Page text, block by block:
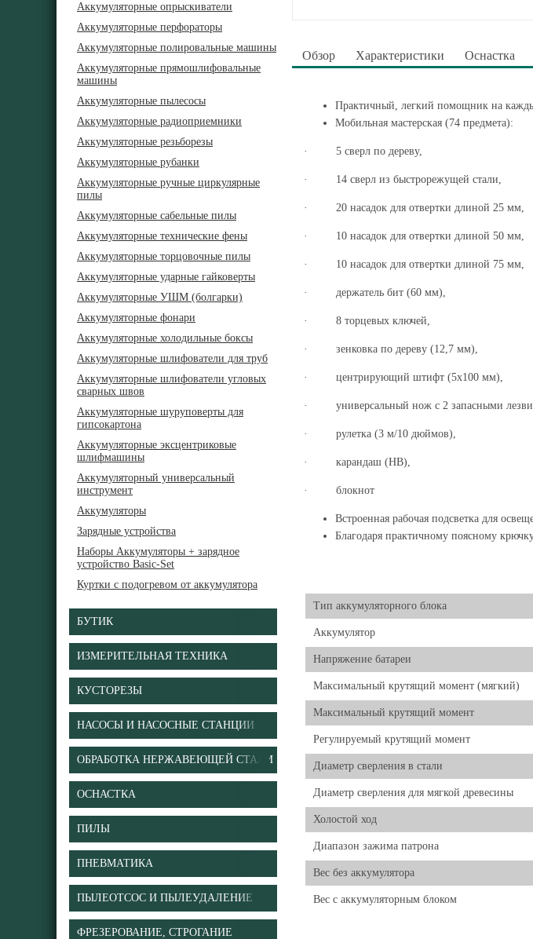
Аккумуляторные опрыскиватели
Аккумуляторные перфораторы
Аккумуляторные полировальные машины
Аккумуляторные прямошлифовальные
машины
Аккумуляторные пылесосы
Аккумуляторные радиоприемники
Аккумуляторные резьборезы
Аккумуляторные рубанки
Аккумуляторные ручные циркулярные
пилы
Аккумуляторные сабельные пилы
Аккумуляторные технические фены
Аккумуляторные торцовочные пилы
Аккумуляторные ударные гайковерты
Аккумуляторные УШМ (болгарки)
Аккумуляторные фонари
Аккумуляторные холодильные боксы
Аккумуляторные шлифователи для труб
Аккумуляторные шлифователи угловых
сварных швов
Аккумуляторные шуруповерты для
гипсокартона
Аккумуляторные эксцентриковые
шлифмашины
Аккумуляторный универсальный
инструмент
Аккумуляторы
Зарядные устройства
Наборы Аккумуляторы + зарядное
устройство Basic-Set
Куртки с подогревом от аккумулятора
БУТИК
ИЗМЕРИТЕЛЬНАЯ ТЕХНИКА
КУСТОРЕЗЫ
НАСОСЫ И НАСОСНЫЕ СТАНЦИИ
ОБРАБОТКА НЕРЖАВЕЮЩЕЙ СТАЛИ
ОСНАСТКА
ПИЛЫ
ПНЕВМАТИКА
ПЫЛЕОТСОС И ПЫЛЕУДАЛЕНИЕ
ФРЕЗЕРОВАНИЕ, СТРОГАНИЕ
Обзор Характеристики Оснастка
Практичный, легкий помощник на
Мобильная мастерская (74 предмета):
· 5 сверл по дереву,
· 14 сверл из быстрорежущей стали,
· 20 насадок для отвертки длиной 25 мм,
· 10 насадок для отвертки длиной 50 мм,
· 10 насадок для отвертки длиной 75 мм,
· держатель бит (60 мм),
· 8 торцевых ключей,
· зенковка по дереву (12,7 мм),
· центрирующий штифт (5x100 мм),
· универсальный нож с 2 запасными
· рулетка (3 м/10 дюймов),
· карандаш (HB),
· блокнот
Встроенная рабочая подсветка для
Благодаря практичному поясному
Тип аккумуляторного блока
Аккумулятор
Напряжение батареи
Максимальный крутящий момент (мягкий)
Максимальный крутящий момент
Регулируемый крутящий момент
Диаметр сверления в стали
Диаметр сверления для мягкой древесины
Холостой ход
Диапазон зажима патрона
Вес без аккумулятора
Вес с аккумуляторным блоком